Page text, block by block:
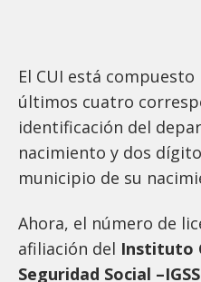
El CUI está
últimos cuatro
identificación del
nacimiento y dos
municipio de su
Ahora, el número de
afiliación del Instituto
Seguridad Social